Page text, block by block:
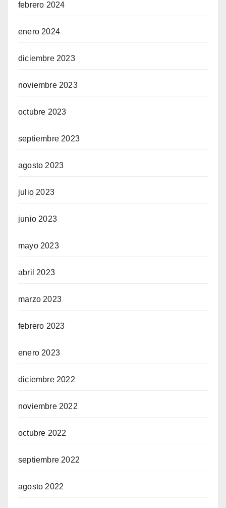
febrero 2024
enero 2024
diciembre 2023
noviembre 2023
octubre 2023
septiembre 2023
agosto 2023
julio 2023
junio 2023
mayo 2023
abril 2023
marzo 2023
febrero 2023
enero 2023
diciembre 2022
noviembre 2022
octubre 2022
septiembre 2022
agosto 2022